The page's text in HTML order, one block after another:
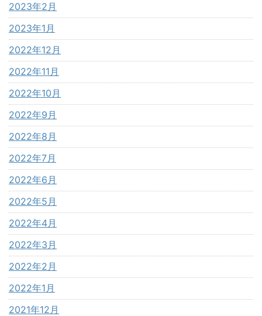
2023年2月
2023年1月
2022年12月
2022年11月
2022年10月
2022年9月
2022年8月
2022年7月
2022年6月
2022年5月
2022年4月
2022年3月
2022年2月
2022年1月
2021年12月